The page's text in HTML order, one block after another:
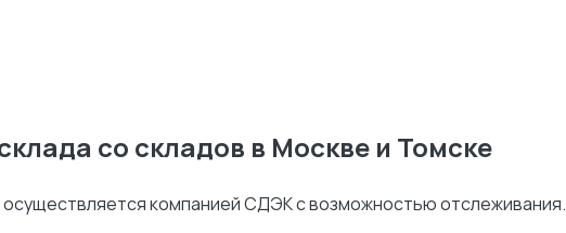
со складов в Москве и Томске
осуществляется компанией СДЭК с возможностью отслеживания.